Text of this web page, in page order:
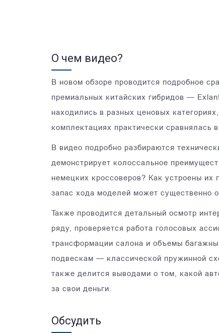
О чем видео?
В новом обзоре проводится подробное
премиальных китайских гибридов —
находились в разных ценовых
комплектациях практически сравнялась
В видео подробно разбираются
демонстрирует колоссальное
немецких кроссоверов? Как устроены их
запас хода моделей может существенно
Также проводится детальный осмотр
ряду, проверяется работа голосовых
трансформации салона и объемы
подвескам — классической пружинной
также делится выводами о том, какой
за свои деньги.
Обсудить